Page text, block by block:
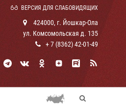
ВЕРСИЯ ДЛЯ СЛАБОВИДЯЩИХ
424000, г. Йошкар-Ола
ул. Комсомольская д. 135
+ 7 (8362) 42-01-49